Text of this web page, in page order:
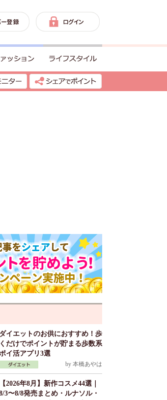
ダイエットのお供におすすめ！歩
くだけでポイントが貯まる歩数系
イ活アプリ3選
by 本橋あやは
【2026年8月】新作コスメ44選｜
3〜8/8発売まとめ・ルナソル・